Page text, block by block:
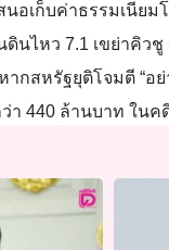
อเก็บค่าธรรมเนียม
ดินไหว 7.1 เขย่าคิว
กสหรัฐยุติโจมตี “อย่
ว่า 440 ล้านบาท ใน